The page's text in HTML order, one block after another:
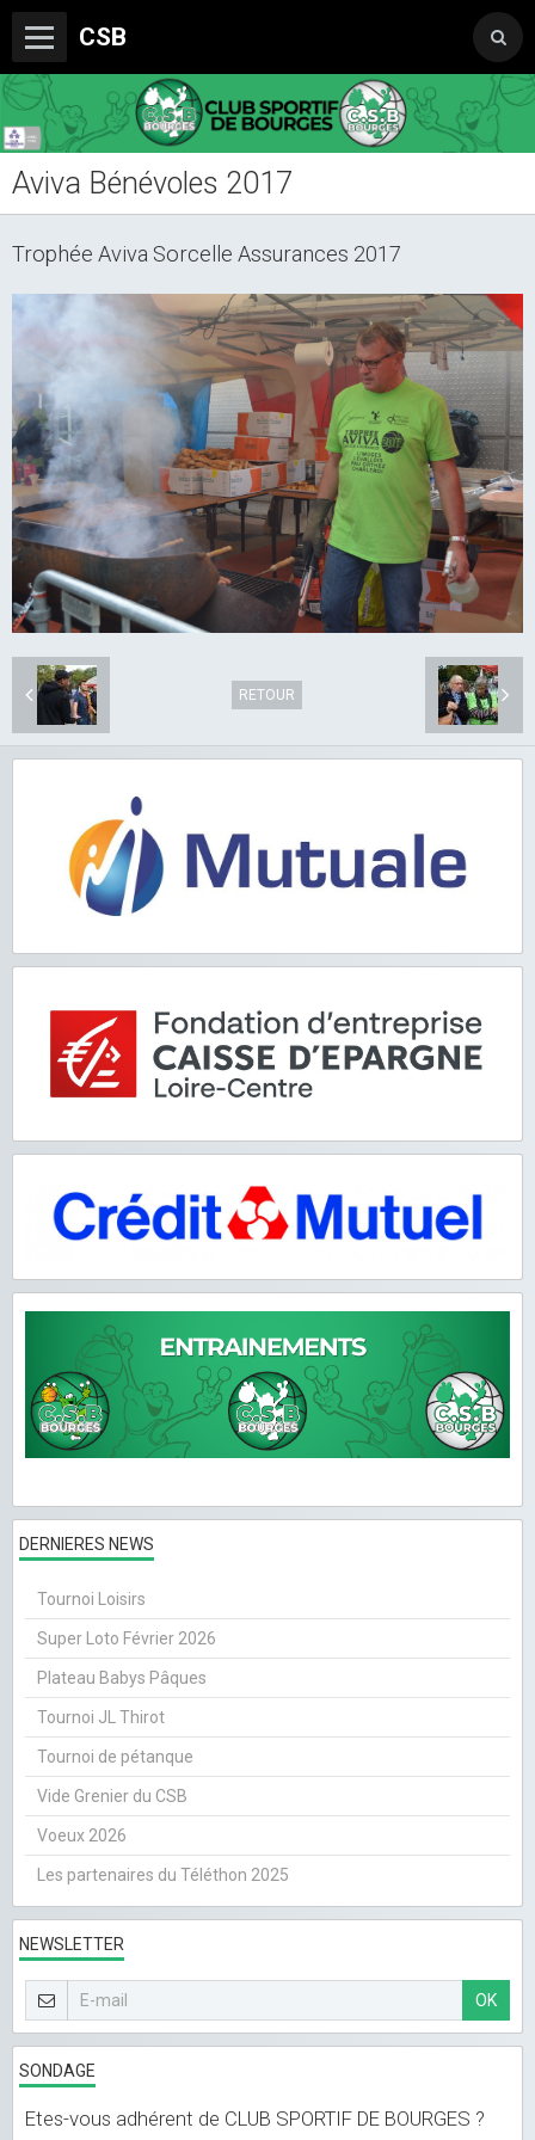
CSB
Le Club
Trophée Sorcelle Abeille Assurances
Les Partenaires
Photos
Vidéos
Sondages
Aviva Bénévoles 2017
Trophée Aviva Sorcelle Assurances 2017
RETOUR
DERNIERES NEWS
Tournoi Loisirs
Super Loto Février 2026
Plateau Babys Pâques
Tournoi JL Thirot
Tournoi de pétanque
Vide Grenier du CSB
Voeux 2026
Les partenaires du Téléthon 2025
NEWSLETTER
OK
SONDAGE
Etes-vous adhérent de CLUB SPORTIF DE BOURGES ?